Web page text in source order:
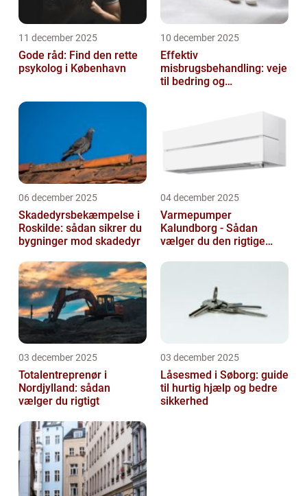
11 december 2025
Gode råd: Find den rette
psykolog i København
10 december 2025
Effektiv
misbrugsbehandling: veje
til bedring og
06 december 2025
Skadedyrsbekæmpelse i
Roskilde: sådan sikrer du
bygninger mod skadedyr
04 december 2025
Varmepumper
Kalundborg - Sådan
vælger du den rigtige
03 december 2025
Totalentreprenør i
Nordjylland: sådan
vælger du rigtigt
03 december 2025
Låsesmed i Søborg: guide
til hurtig hjælp og bedre
sikkerhed